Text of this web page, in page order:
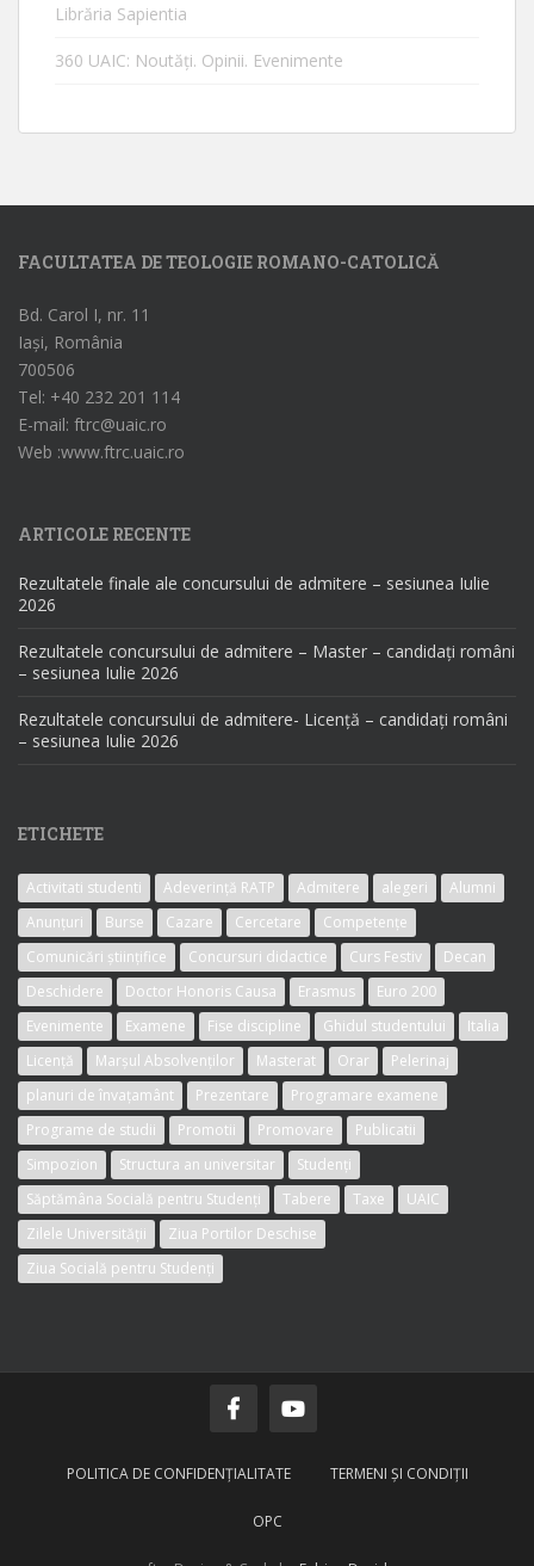
Librăria Sapientia
360 UAIC: Noutăţi. Opinii. Evenimente
FACULTATEA DE TEOLOGIE ROMANO-CATOLICĂ
Bd. Carol I, nr. 11
Iași, România
700506
Tel: +40 232 201 114
E-mail: ftrc@uaic.ro
Web :www.ftrc.uaic.ro
ARTICOLE RECENTE
Rezultatele finale ale concursului de admitere – sesiunea Iulie
2026
Rezultatele concursului de admitere – Master – candidați români
– sesiunea Iulie 2026
Rezultatele concursului de admitere- Licență – candidați români
– sesiunea Iulie 2026
ETICHETE
Activitati studenti Adeverință RATP Admitere alegeri
Alumni
Anunțuri
Burse Cazare Cercetare
Competențe
Comunicări științifice
Concursuri didactice Curs Festiv
Decan
Deschidere
Doctor Honoris Causa Erasmus
Euro 200
Evenimente
Examene Fise discipline Ghidul studentului
Italia
Licență
Marșul Absolvenților Masterat Orar
Pelerinaj
planuri de învațamânt
Prezentare
Programare examene
Programe de studii
Promotii Promovare
Publicatii
Simpozion
Structura an universitar
Studenți
Săptămâna Socială pentru Studenți
Tabere Taxe
UAIC
Zilele Universității
Ziua Portilor Deschise
Ziua Socială pentru Studenți
POLITICA DE CONFIDENŢIALITATE TERMENI ŞI CONDIŢII
OPC